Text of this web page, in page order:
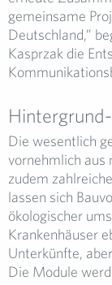
gemeinsame
Deutschland,”
Kasprzak die
Die wesentlich
vornehmlich aus
zudem
lassen sich
ökologischer
Krankenhäuser
Unterkünfte,
Die Module